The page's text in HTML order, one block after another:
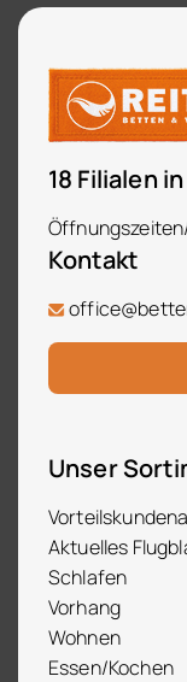
18 Filialen
Kontakt
Unser
Aktuelles
Schlafen
Vorhang
Wohnen
Essen/Kochen